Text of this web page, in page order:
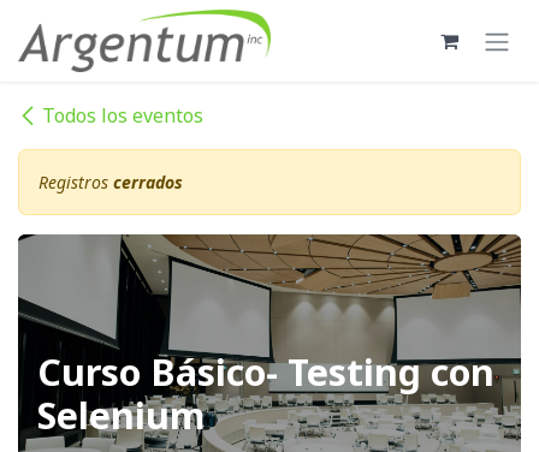
Todos los eventos
Registros cerrados
Curso Básico- Testing con
Selenium